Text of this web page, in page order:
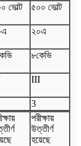
ভোল্ট ৫০০ ভোল্ট
২০এ
৮কেভি
III
3
পরীক্ষায়
উত্তীর্ণ
হয়েছে